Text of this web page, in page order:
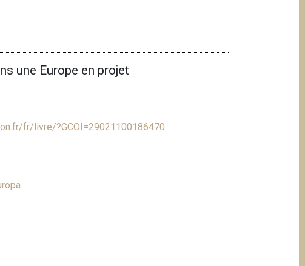
une Europe en projet
fr/livre/?GCOI=29021100186470